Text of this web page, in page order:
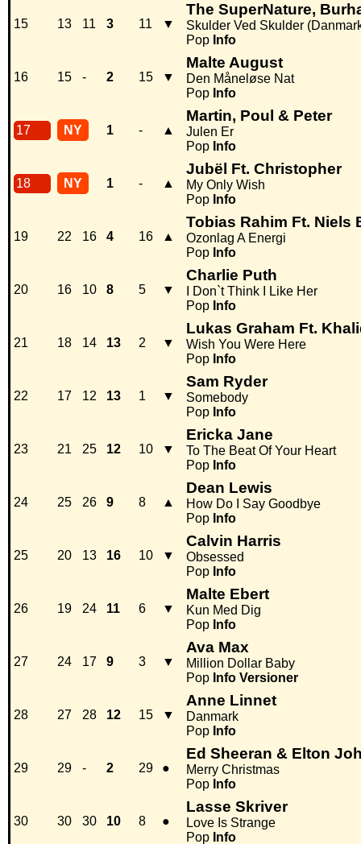
15 13 11 3 11 ▼
The SuperNature,
Skulder Ved Skulder
Pop Info
16 15 - 2 15 ▼
Malte August
Den Måneløse Nat
Pop Info
17 NY 1 - ▲
Martin, Poul & Peter
Julen Er
Pop Info
18 NY 1 - ▲
Jubël Ft. Christopher
My Only Wish
Pop Info
19 22 16 4 16 ▲
Tobias Rahim Ft. Niels
Ozonlag A Energi
Pop Info
20 16 10 8 5 ▼
Charlie Puth
I Don`t Think I Like Her
Pop Info
21 18 14 13 2 ▼
Lukas Graham Ft.
Wish You Were Here
Pop Info
22 17 12 13 1 ▼
Sam Ryder
Somebody
Pop Info
23 21 25 12 10 ▼
Ericka Jane
To The Beat Of Your Heart
Pop Info
24 25 26 9 8 ▲
Dean Lewis
How Do I Say Goodbye
Pop Info
25 20 13 16 10 ▼
Calvin Harris
Obsessed
Pop Info
26 19 24 11 6 ▼
Malte Ebert
Kun Med Dig
Pop Info
27 24 17 9 3 ▼
Ava Max
Million Dollar Baby
Pop Info Versioner
28 27 28 12 15 ▼
Anne Linnet
Danmark
Pop Info
29 29 - 2 29 ●
Ed Sheeran & Elton
Merry Christmas
Pop Info
30 30 30 10 8 ●
Lasse Skriver
Love Is Strange
Pop Info